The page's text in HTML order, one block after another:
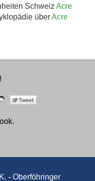
Schweiz Acre
überAcre
- Oberföhringer